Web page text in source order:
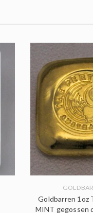
Goldbarren 1oz
MINT gegossen